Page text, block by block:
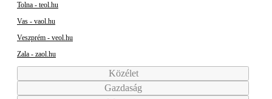
Tolna - teol.hu
Vas - vaol.hu
Veszprém - veol.hu
Zala - zaol.hu
Közélet
Gazdaság